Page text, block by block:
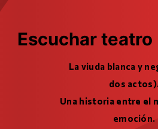
Escuchar teatro
La viuda blanca y
dos
Una historia entre el
emoción.